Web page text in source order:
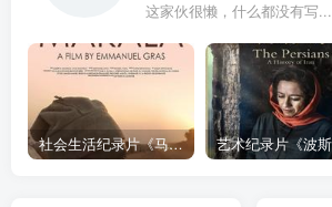
这家伙很懒，什么都没有写...
社会生活纪录片《马加拉 Makala》下载